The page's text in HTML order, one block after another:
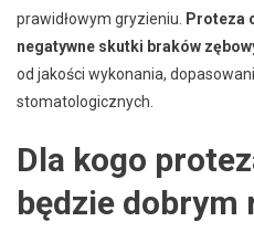
prawidłowym gryzieniu.
Proteza
negatywne skutki braków
od jakości wykonania,
stomatologicznych.
Dla kogo
będzie dobrym